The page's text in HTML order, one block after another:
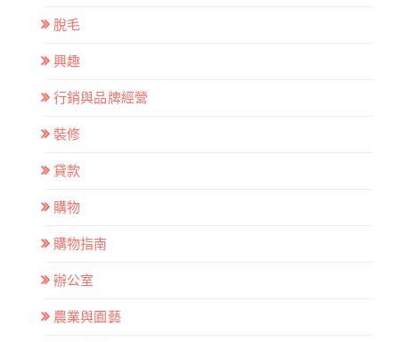
脫毛
興趣
行銷與品牌經營
裝修
貸款
購物
購物指南
辦公室
農業與園藝